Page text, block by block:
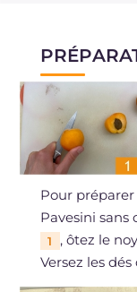
Pour
Pavesini
1 , ôtez le
Versez les